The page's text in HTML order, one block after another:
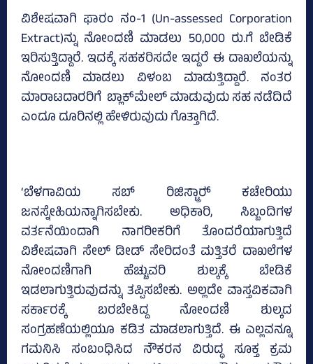
ವಿಶೇಷವಾಗಿ ಫಾರಂ ನಂ-1 (Un-assessed Corporation
Extract)ನ್ನು ನೋಂದಣಿ ಮಾಡಲು 50,000 ರು.ಗೆ ಬೇಡಿಕೆ
ಇರಿಸುತ್ತಿದ್ದಾರೆ. ಇದಕ್ಕೆ ಸಹಕರಿಸದೇ ಇದ್ದರೆ ಈ ದಾಖಲೆಯನ್ನು
ನೋಂದಣಿ ಮಾಡಲು ವಿಳಂಬ ಮಾಡುತ್ತಿದ್ದಾರೆ. ನಂತರ
ಮಾರಾಟದಾರರಿಗೆ ಬ್ಲಾಕ್‌ಮೇಲ್‌ ಮಾಡುವುದು ಸಹ ನಡೆದಿದೆ
ಎಂದೂ ದೂರಿನಲ್ಲಿ ಹೇಳಿರುವುದು ಗೊತ್ತಾಗಿದೆ.
‘ಬೆಳಗಾವಿಯ ಸಬ್‌ ರಿಜಿಸ್ಟ್ರಾರ್‍‌ ಕಚೇರಿಯು
ಜನಸ್ನೇಹಿಯನ್ನಾಗಿಸಬೇಕು. ಅಧಿಕಾರಿ, ಸಿಬ್ಬಂದಿಗಳ
ವರ್ತನೆಯಿಂದಾಗಿ ನಾಗರೀಕರಿಗೆ ತೊಂದರೆಯಾಗುತ್ತಿದೆ
ವಿಶೇಷವಾಗಿ ಸೇಲ್‌ ಡೀಡ್‌ ಸೇರಿದಂತೆ ಮತ್ತಿತರೆ ದಾಖಲೆಗಳ
ನೋಂದಣಿಗಾಗಿ ಹೆಚ್ಚುವರಿ ಶುಲ್ಕಕ್ಕೆ ಬೇಡಿಕೆ
ಇಡಲಾಗುತ್ತಿರುವುದನ್ನು ತಪ್ಪಿಸಬೇಕು. ಅಲ್ಲದೇ ವಾಸ್ತವಿಕವಾಗಿ
ಸರ್ಕಾರಕ್ಕೆ ಬರಬೇಕಿದ್ದ ನೋಂದಣಿ ಶುಲ್ಕದ
ಸಂಗ್ರಹಣೆಯಲ್ಲಿಯೂ ಕಡಿತ ಮಾಡಲಾಗುತ್ತಿದೆ. ಈ ಎಲ್ಲವನ್ನೂ
ಗಮನಿಸಿ ಸಂಬಂಧಿಸಿದ ನೌಕರನ ವಿರುದ್ಧ ಸೂಕ್ತ ಕ್ರಮ